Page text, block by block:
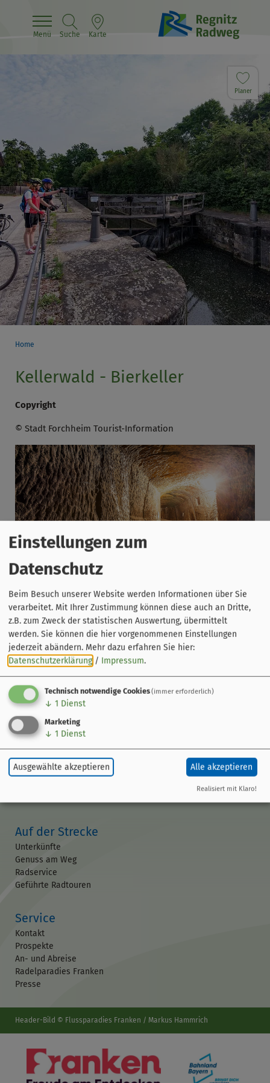
Menü Suche Karte
Planer
Home
Kellerwald - Bierkeller
Copyright
© Stadt Forchheim Tourist-Information
Der Radweg
Kurzinfo
Streckenführung
Orte am Weg
Gebiete am Weg
Sehenswert
Ausflugsziele
Veranstaltungen
Tourentipps
Auf der Strecke
Unterkünfte
Genuss am Weg
Radservice
Geführte Radtouren
Service
Kontakt
Prospekte
An- und Abreise
Radelparadies Franken
Presse
Header-Bild © Flussparadies Franken / Markus Hammrich
Einstellungen zum
Datenschutz
Beim Besuch unserer Website werden Informationen über Sie
verarbeitet. Mit Ihrer Zustimmung können diese auch an Dritte,
z.B. zum Zweck der statistischen Auswertung, übermittelt
werden. Sie können die hier vorgenommenen Einstellungen
jederzeit abändern. Mehr dazu erfahren Sie hier:
Datenschutzerklärung / Impressum.
Technisch notwendige Cookies(immer erforderlich)
↓ 1 Dienst
Marketing
↓ 1 Dienst
Ausgewählte akzeptieren Alle akzeptieren
Realisiert mit Klaro!